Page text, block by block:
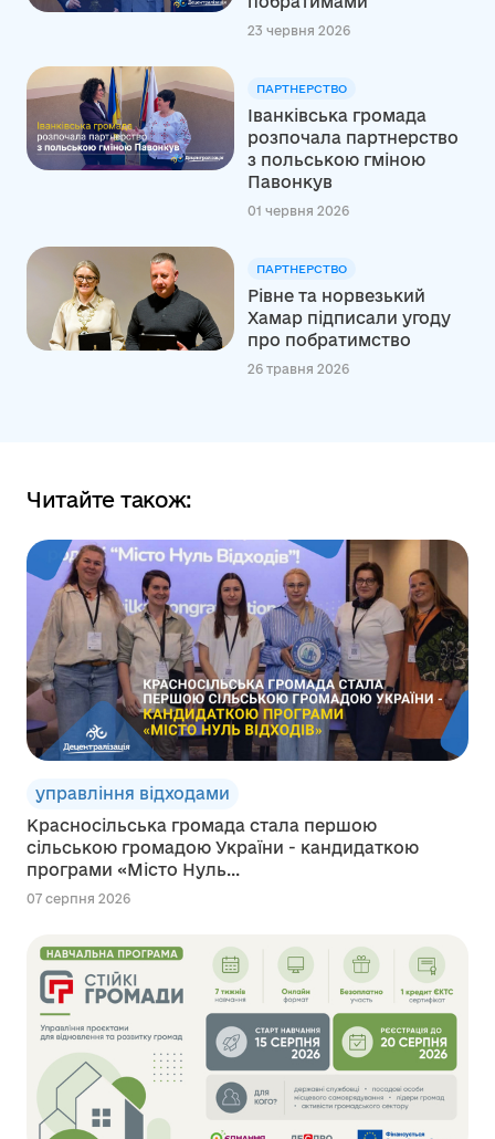
23 червня 2026
ПАРТНЕРСТВО
Іванківська громада
розпочала партнерство
з польською гміною
Павонкув
01 червня 2026
ПАРТНЕРСТВО
Рівне та норвезький
Хамар підписали угоду
про побратимство
26 травня 2026
Читайте також:
управління відходами
Красносільська громада стала першою
сільською громадою України - кандидаткою
програми «Місто Нуль...
07 серпня 2026